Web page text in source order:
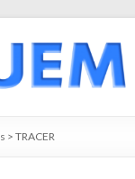
> TRACER